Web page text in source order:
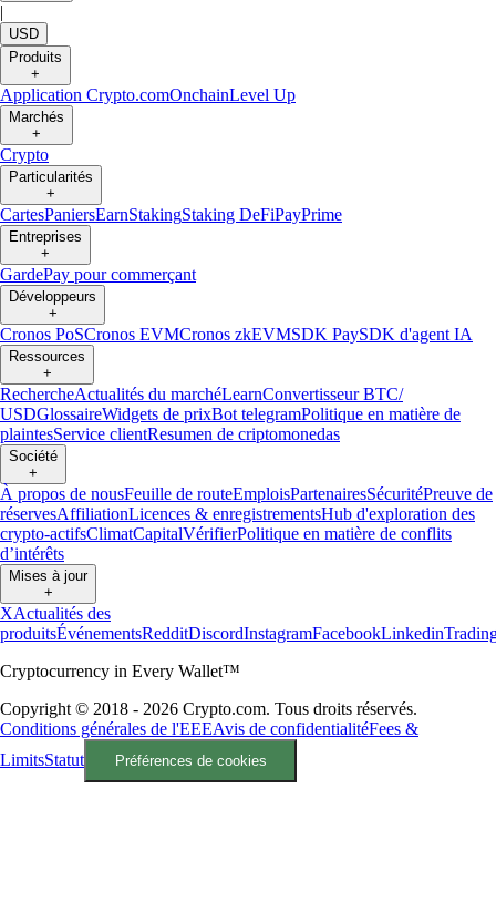
|
USD
Produits
+
Application Crypto.comOnchainLevel Up
Marchés
+
Crypto
Particularités
+
CartesPaniersEarnStakingStaking DeFiPayPrime
Entreprises
+
GardePay pour commerçant
Développeurs
+
Cronos PoSCronos EVMCronos zkEVMSDK PaySDK d'agent IA
Ressources
+
RechercheActualités du marchéLearnConvertisseur BTC/
USDGlossaireWidgets de prixBot telegramPolitique en matière de
plaintesService clientResumen de criptomonedas
Société
+
À propos de nousFeuille de routeEmploisPartenairesSécuritéPreuve de
réservesAffiliationLicences & enregistrementsHub d'exploration des
crypto-actifsClimatCapitalVérifierPolitique en matière de conflits
d’intérêts
Mises à jour
+
XActualités des
produitsÉvénementsRedditDiscordInstagramFacebookLinkedin
Cryptocurrency in Every Wallet™
Copyright © 2018 - 2026 Crypto.com. Tous droits réservés.
Conditions générales de l'EEEAvis de confidentialitéFees &
LimitsStatut Préférences de cookies